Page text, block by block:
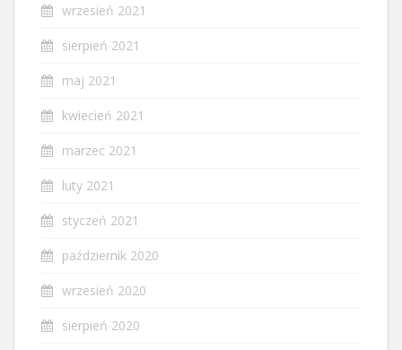
wrzesień 2021
sierpień 2021
maj 2021
kwiecień 2021
marzec 2021
luty 2021
styczeń 2021
październik 2020
wrzesień 2020
sierpień 2020